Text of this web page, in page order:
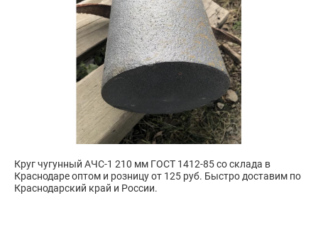
Круг чугунный АЧС-1 210 мм ГОСТ 1412-85 со склада в
Краснодаре оптом и розницу от 125 руб. Быстро доставим по
Краснодарский край и России.